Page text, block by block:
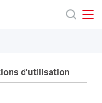
d'utilisation